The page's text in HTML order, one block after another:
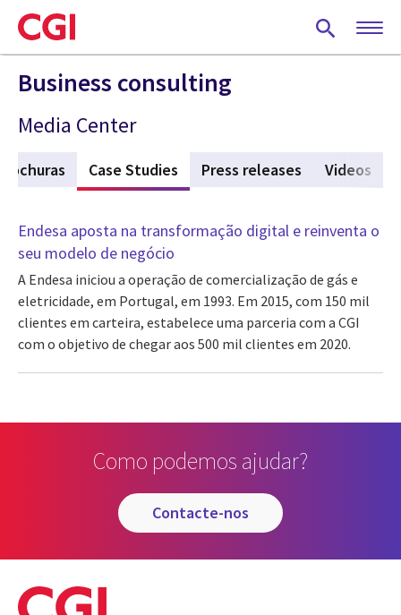
Skip
to
main
content
Business consulting
Media Center
Case Studies (active tab)
Press releases Videos
Endesa aposta na transformação digital e reinventa o
seu modelo de negócio
A Endesa iniciou a operação de comercialização de gás e
eletricidade, em Portugal, em 1993. Em 2015, com 150 mil
clientes em carteira, estabelece uma parceria com a CGI
com o objetivo de chegar aos 500 mil clientes em 2020.
Como podemos ajudar?
contacte-nos